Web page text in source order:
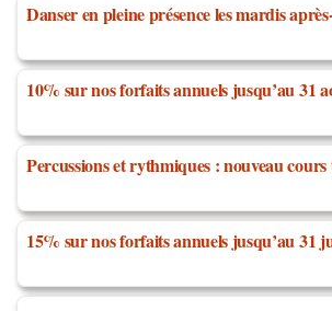
Danser en pleine présence les mardis
10% sur nos forfaits annuels jusqu’au 31
Percussions et rythmiques : nouveau
15% sur nos forfaits annuels jusqu’au 31